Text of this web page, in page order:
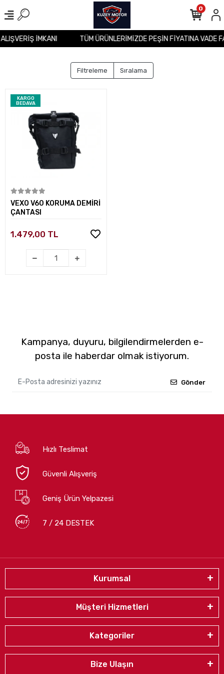
İMKANI TÜM ÜRÜNLERİMİZDE PEŞİN FİYATINA VADE
0
Filtreleme Sıralama
KARGO
BEDAVA
Sepete Ekle
VEXO V60 KORUMA DEMİRİ
ÇANTASI
1.479,00 TL
Kampanya, duyuru, bilgilendirmelerden e-
posta ile haberdar olmak istiyorum.
Gönder
Hızlı Teslimat
Güvenli Alışveriş
Geniş Ürün Yelpazesi
7 / 24 DESTEK
Kurumsal
Müşteri Hizmetleri
Kategoriler
Bize Ulaşın